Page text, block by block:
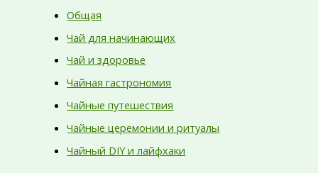
Общая
Чай для начинающих
Чай и здоровье
Чайная гастрономия
Чайные путешествия
Чайные церемонии и ритуалы
Чайный DIY и лайфхаки